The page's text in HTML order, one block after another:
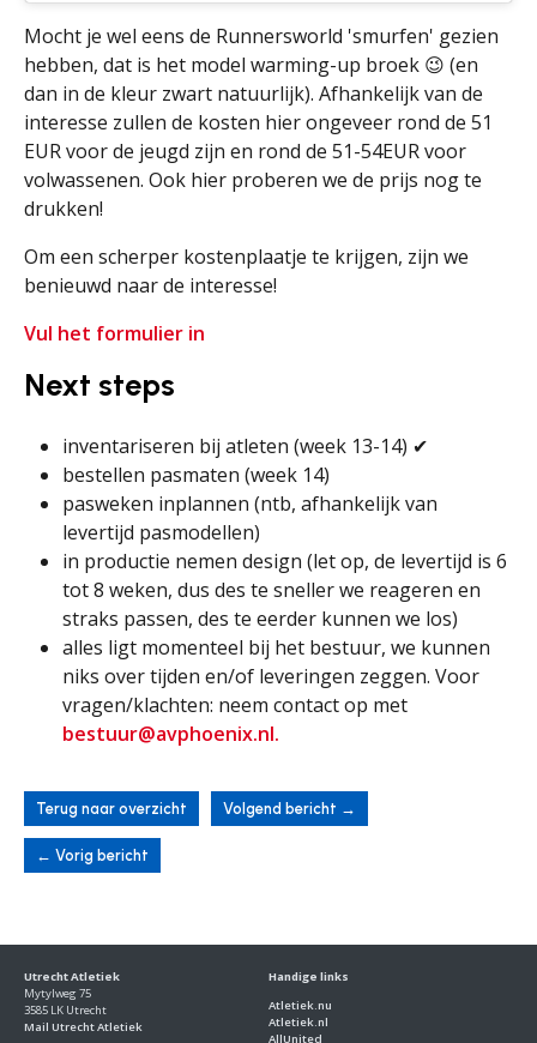
Mocht je wel eens de Runnersworld 'smurfen' gezien
hebben, dat is het model warming-up broek 😉 (en
dan in de kleur zwart natuurlijk). Afhankelijk van de
interesse zullen de kosten hier ongeveer rond de 51
EUR voor de jeugd zijn en rond de 51-54EUR voor
volwassenen. Ook hier proberen we de prijs nog te
drukken!
Om een scherper kostenplaatje te krijgen, zijn we
benieuwd naar de interesse!
Vul het formulier in
Next steps
inventariseren bij atleten (week 13-14) ✔
bestellen pasmaten (week 14)
pasweken inplannen (ntb, afhankelijk van
levertijd pasmodellen)
in productie nemen design (let op, de levertijd is 6
tot 8 weken, dus des te sneller we reageren en
straks passen, des te eerder kunnen we los)
alles ligt momenteel bij het bestuur, we kunnen
niks over tijden en/of leveringen zeggen. Voor
vragen/klachten: neem contact op met
bestuur@avphoenix.nl.
Terug naar overzicht Volgend bericht →
← Vorig bericht
Utrecht Atletiek
Mytylweg 75
3585 LK Utrecht
Mail Utrecht Atletiek
Handige links
Atletiek.nu
Atletiek.nl
AllUnited